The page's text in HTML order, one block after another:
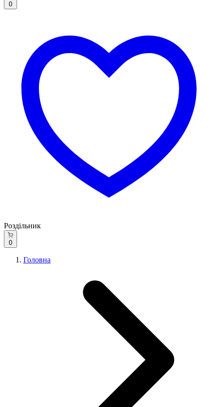
0
Роздільник
0
Головна